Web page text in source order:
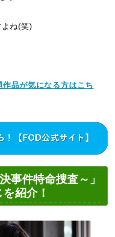
ね(笑)
品が気になる方はこち
事件特命捜査～」
紹介！